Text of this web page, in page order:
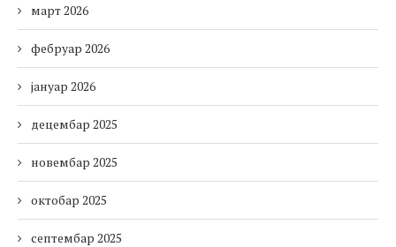
март 2026
фебруар 2026
јануар 2026
децембар 2025
новембар 2025
октобар 2025
септембар 2025